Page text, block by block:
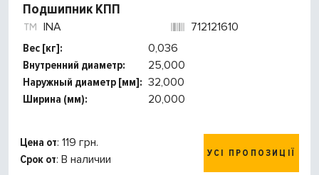
Подшипник КПП
INA
712121610
Вес [кг]:
0,036
Внутренний диаметр:
25,000
Наружный диаметр [мм]: 32,000
Ширина (мм):
20,000
Цена от: 119 грн.
Срок от: В наличии УСІ ПРОПОЗИЦІЇ